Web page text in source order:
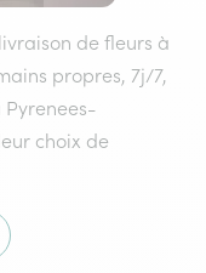
de fleurs à
propres, 7j/7,
choix de